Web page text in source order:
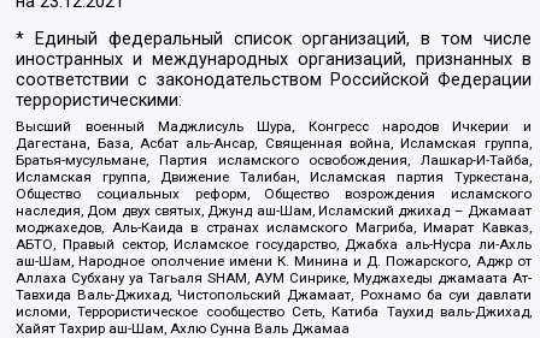
* Единый федеральный список организаций, в том числе
иностранных и международных организаций, признанных в
соответствии с законодательством Российской Федерации
террористическими:
Высший военный Маджлисуль Шура, Конгресс народов Ичкерии и
Дагестана, База, Асбат аль-Ансар, Священная война, Исламская группа,
Братья-мусульмане, Партия исламского освобождения, Лашкар-И-Тайба,
Исламская группа, Движение Талибан, Исламская партия Туркестана,
Общество социальных реформ, Общество возрождения исламского
наследия, Дом двух святых, Джунд аш-Шам, Исламский джихад – Джамаат
моджахедов, Аль-Каида в странах исламского Магриба, Имарат Кавказ,
АБТО, Правый сектор, Исламское государство, Джабха аль-Нусра ли-Ахль
аш-Шам, Народное ополчение имени К. Минина и Д. Пожарского, Аджр от
Аллаха Субхану уа Тагьаля SHAM, АУМ Синрике, Муджахеды джамаата Ат-
Тавхида Валь-Джихад, Чистопольский Джамаат, Рохнамо ба суи давлати
исломи, Террористическое сообщество Сеть, Катиба Таухид валь-Джихад,
Хайят Тахрир аш-Шам, Ахлю Сунна Валь Джамаа